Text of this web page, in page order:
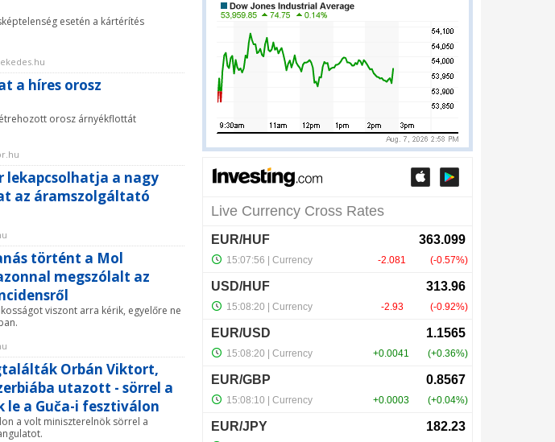
esetén a kártérítés
a híres orosz
orosz árnyékflottát
lekapcsolhatja a nagy
az áramszolgáltató
történt a Mol
megszólalt az
viszont arra kérik, egyelőre ne
Orbán Viktort,
utazott - sörrel a
le a Guča-i fesztiválon
a volt miniszterelnök sörrel a